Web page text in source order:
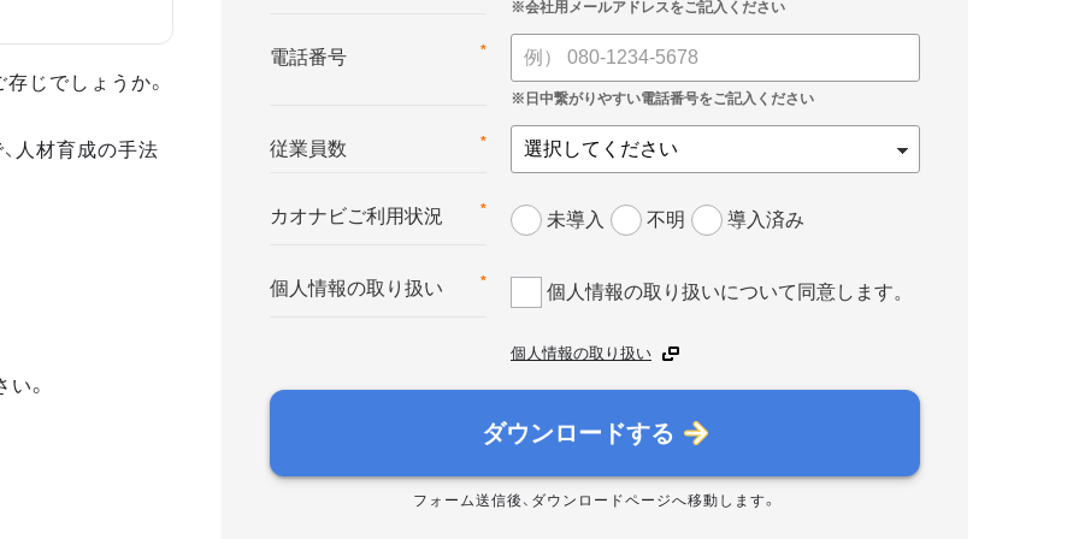
じでしょうか。
人材育成の手法
。
*
電話番号
*
従業員数
*
カオナビご利用状況 未導入 不明 導入済み
*
個人情報の取り扱い 個人情報の取り扱いについて同意します。
個人情報の取り扱い
ダウンロードする
フォーム送信後、ダウンロードページへ移動します。